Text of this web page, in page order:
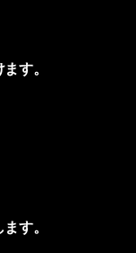
す。
す。